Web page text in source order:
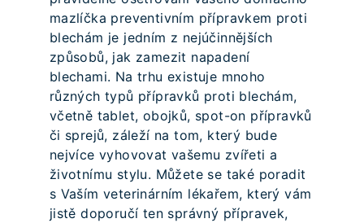
mazlíčka preventivním přípravkem proti
blechám je jedním z nejúčinnějších
způsobů, jak zamezit napadení
blechami. Na trhu existuje mnoho
různých typů přípravků proti blechám,
včetně tablet, obojků, spot-on přípravků
či sprejů, záleží na tom, který bude
nejvíce vyhovovat vašemu zvířeti a
životnímu stylu. Můžete se také poradit
s Vaším veterinárním lékařem, který vám
jistě doporučí ten správný přípravek,